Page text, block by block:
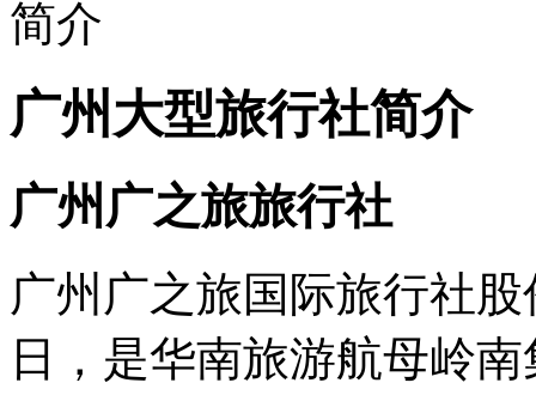
广州大型旅行社简介
广州广之旅旅行社
广州广之旅国际旅行社
日，是华南旅游航母岭